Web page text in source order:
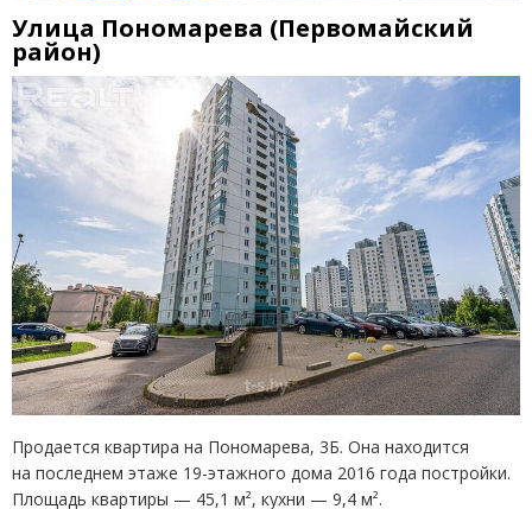
Улица Пономарева (Первомайский
район)
Продается квартира на Пономарева, 3Б. Она находится
на последнем этаже 19-этажного дома 2016 года постройки.
Площадь квартиры — 45,1 м², кухни — 9,4 м².